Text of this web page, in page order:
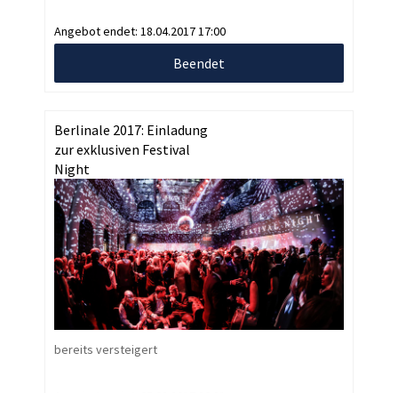
Angebot endet: 18.04.2017 17:00
Beendet
Berlinale 2017: Einladung
zur exklusiven Festival
Night
bereits versteigert